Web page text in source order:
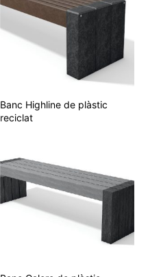
Banc Highline de plàstic
reciclat